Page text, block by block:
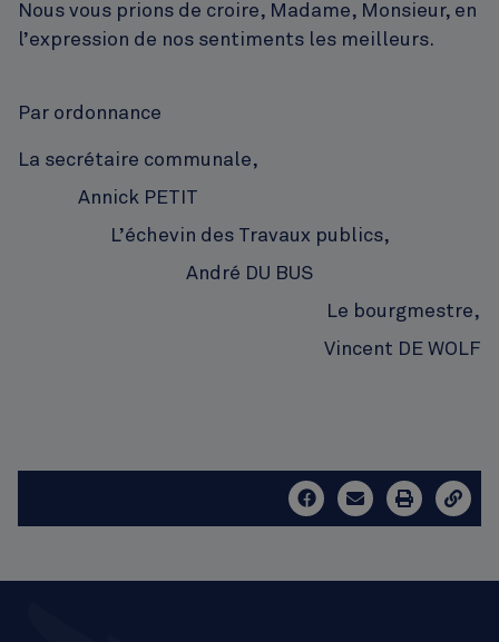
Nous vous prions de croire, Madame, Monsieur, en
l’expression de nos sentiments les meilleurs.
Par ordonnance
La secrétaire communale,
Annick PETIT
L’échevin des Travaux publics,
André DU BUS
Le bourgmestre,
Vincent DE WOLF